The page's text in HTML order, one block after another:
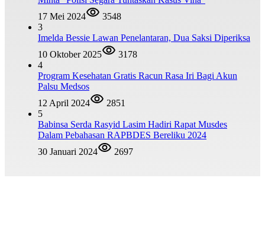
17 Mei 2024
3548
3
Imelda Bessie Lawan Penelantaran, Dua Saksi Diperiksa
10 Oktober 2025
3178
4
Program Kesehatan Gratis Racun Rasa Iri Bagi Akun
Palsu Medsos
12 April 2024
2851
5
Babinsa Serda Rasyid Lasim Hadiri Rapat Musdes
Dalam Pebahasan RAPBDES Bereliku 2024
30 Januari 2024
2697